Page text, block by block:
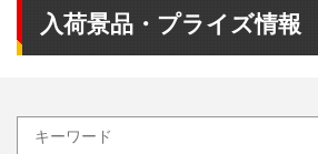
入荷景品・プライズ情報